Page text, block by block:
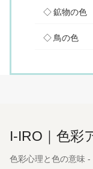
鉱物の色
鳥の色
I-IRO｜色彩
色彩心理と色の意味 -